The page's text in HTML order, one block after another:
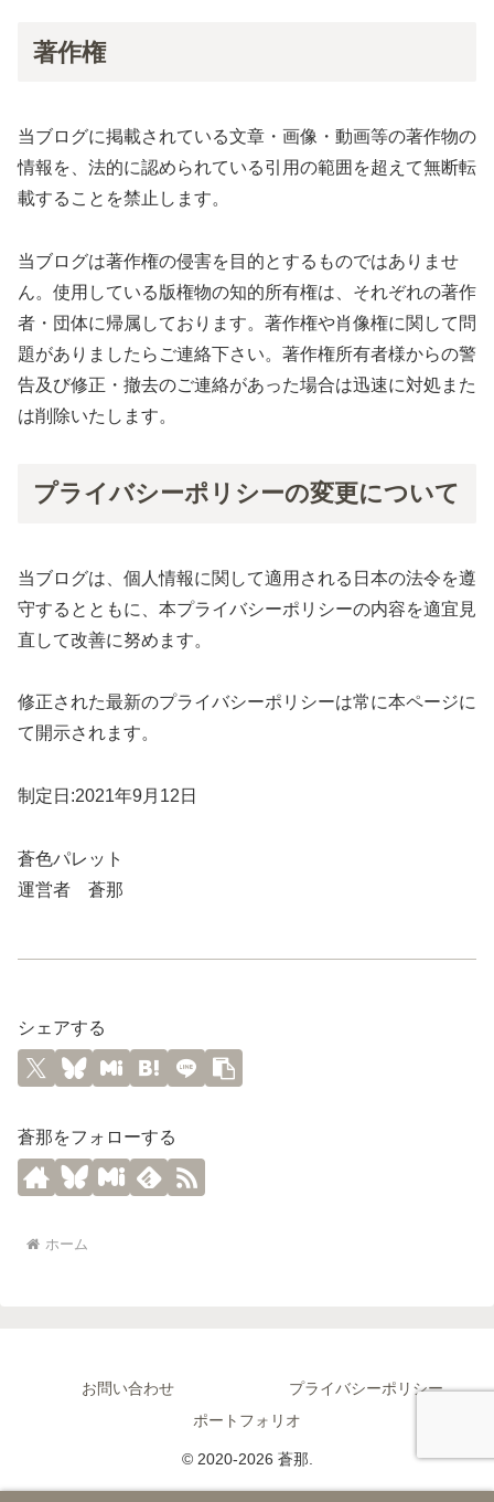
著作権
当ブログに掲載されている文章・画像・動画等の著作物の
情報を、法的に認められている引用の範囲を超えて無断転
載することを禁止します。
当ブログは著作権の侵害を目的とするものではありませ
ん。使用している版権物の知的所有権は、それぞれの著作
者・団体に帰属しております。著作権や肖像権に関して問
題がありましたらご連絡下さい。著作権所有者様からの警
告及び修正・撤去のご連絡があった場合は迅速に対処また
は削除いたします。
プライバシーポリシーの変更について
当ブログは、個人情報に関して適用される日本の法令を遵
守するとともに、本プライバシーポリシーの内容を適宜見
直して改善に努めます。
修正された最新のプライバシーポリシーは常に本ページに
て開示されます。
制定日:2021年9月12日
蒼色パレット
運営者 蒼那
シェアする
蒼那をフォローする
ホーム
お問い合わせ
プライバシーポリシー
ポートフォリオ
© 2020-2026 蒼那.